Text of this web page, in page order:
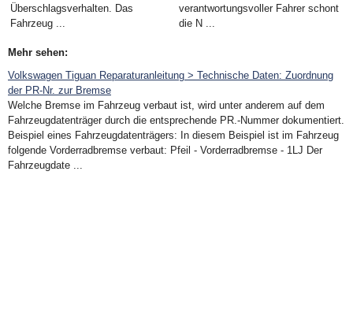
Überschlagsverhalten. Das
Fahrzeug ...
verantwortungsvoller Fahrer schont
die N ...
Mehr sehen:
Volkswagen Tiguan Reparaturanleitung > Technische Daten: Zuordnung
der PR-Nr. zur Bremse
Welche Bremse im Fahrzeug verbaut ist, wird unter anderem auf dem
Fahrzeugdatenträger durch die entsprechende PR.-Nummer dokumentiert.
Beispiel eines Fahrzeugdatenträgers: In diesem Beispiel ist im Fahrzeug
folgende Vorderradbremse verbaut: Pfeil - Vorderradbremse - 1LJ Der
Fahrzeugdate ...